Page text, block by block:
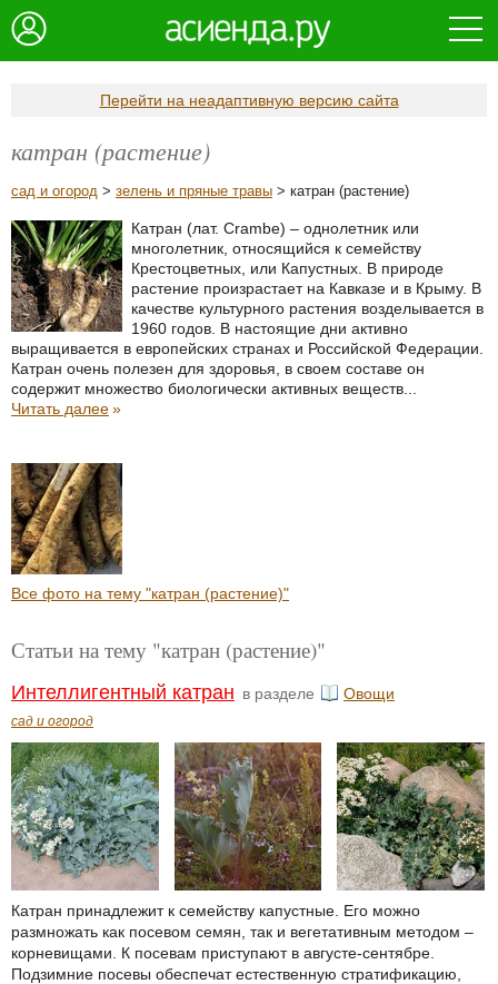
Перейти на неадаптивную версию сайта
катран (растение)
сад и огород > зелень и пряные травы > катран (растение)
Катран (лат. Crambe) – однолетник или
многолетник, относящийся к семейству
Крестоцветных, или Капустных. В природе
растение произрастает на Кавказе и в Крыму. В
качестве культурного растения возделывается в
1960 годов. В настоящие дни активно
выращивается в европейских странах и Российской Федерации.
Катран очень полезен для здоровья, в своем составе он
содержит множество биологически активных веществ...
Читать далее»
Все фото на тему "катран (растение)"
Статьи на тему "катран (растение)"
Интеллигентный катран в разделе Овощи
сад и огород
Катран принадлежит к семейству капустные. Его можно
размножать как посевом семян, так и вегетативным методом –
корневищами. К посевам приступают в августе-сентябре.
Подзимние посевы обеспечат естественную стратификацию,